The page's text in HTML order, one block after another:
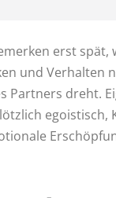
erst spät,
und Verhalten
Partners dreht.
egoistisch,